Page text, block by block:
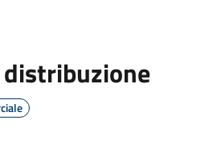
distribuzione